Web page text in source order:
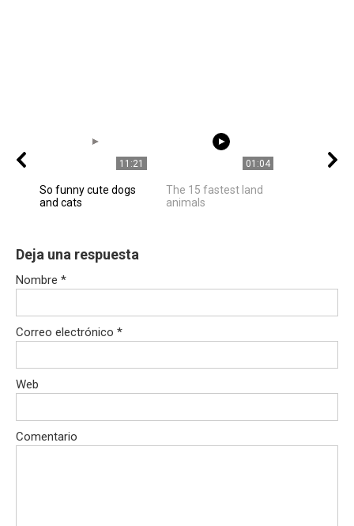
11:21
So funny cute dogs
and cats
01:04
The 15 fastest land
animals
Deja una respuesta
Nombre *
Correo electrónico *
Web
Comentario